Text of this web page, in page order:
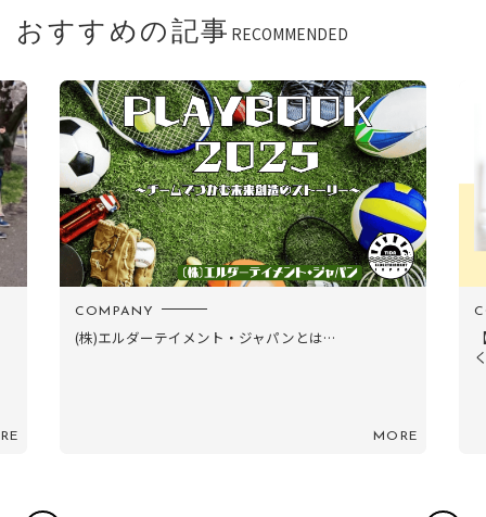
おすすめの記事 RECOMMENDED
COMPANY
(株)エルダーテイメント・ジャパンとは…
MORE